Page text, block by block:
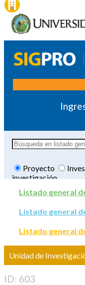
Proyecto
investigación
Listado general
Listado general
Listado general
Unidad de
ID: 603